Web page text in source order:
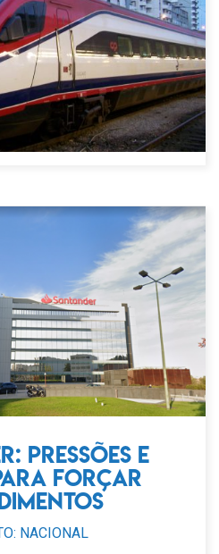
pressões e
forçar
NACIONAL